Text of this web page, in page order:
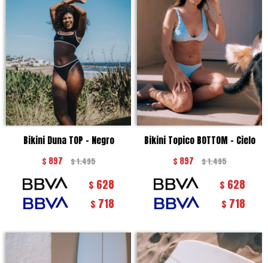
Bikini Duna TOP - Negro
$ 897 $1.495
$ 628
$ 718
Bikini Topico BOTTOM - Cielo
$ 897 $1.495
$ 628
$ 718